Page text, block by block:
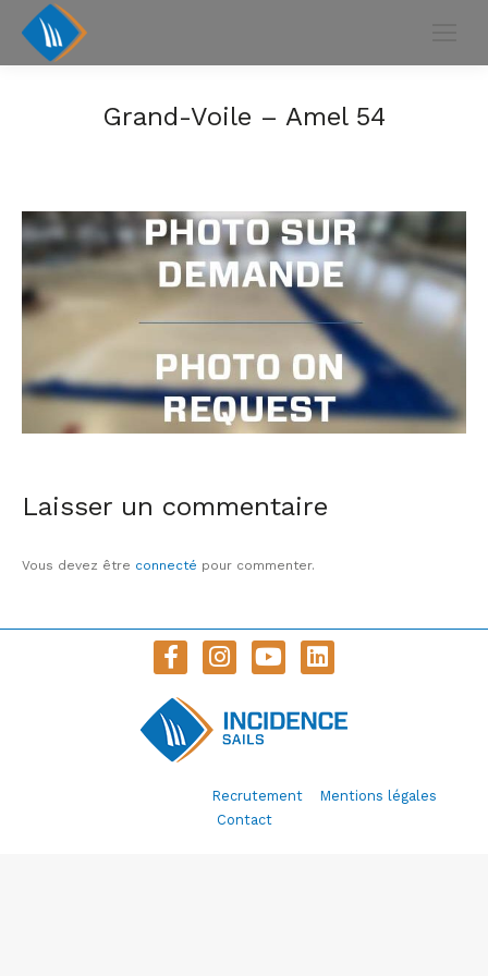
Grand-Voile – Amel 54
Laisser un commentaire
Vous devez être connecté pour commenter.
Recrutement Mentions légales
Contact